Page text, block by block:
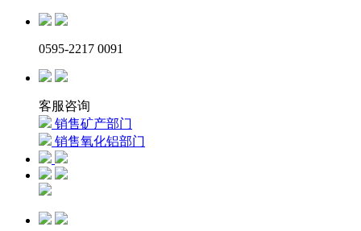
0595-2217 0091
客服咨询
销售矿产部门
销售氧化铝部门